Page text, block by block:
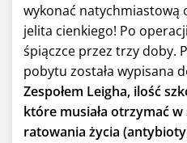
wykonać natychmiastową
jelita cienkiego! Po
śpiączce przez trzy doby.
pobytu została wypisana
Zespołem Leigha, ilość
które musiała otrzymać
ratowania życia